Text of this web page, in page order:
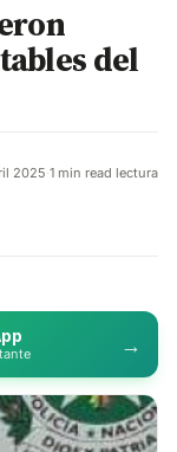
del
2025·1 min read lectura
→